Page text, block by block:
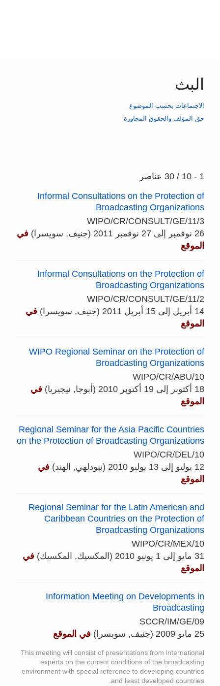
البث
الاجتماعات بحسب الموضوع
حق المؤلف والحقوق المجاورة
1 - 10 / 30 عناصر
Informal Consultations on the Protection of
Broadcasting Organizations
WIPO/CR/CONSULT/GE/11/3
26 نوفمبر إلى 27 نوفمبر 2011 (جنيف, سويسرا)
في
الموقع
Informal Consultations on the Protection of
Broadcasting Organizations
WIPO/CR/CONSULT/GE/11/2
14 أبريل إلى 15 أبريل 2011 (جنيف, سويسرا)
في
الموقع
WIPO Regional Seminar on the Protection of
Broadcasting Organizations
WIPO/CR/ABU/10
18 أكتوبر إلى 19 أكتوبر 2010 (أبوجا, نيجيريا)
في
الموقع
Regional Seminar for the Asia Pacific Countries
on the Protection of Broadcasting Organizations
WIPO/CR/DEL/10
12 يوليو إلى 13 يوليو 2010 (نيودلهي, الهند)
في
الموقع
Regional Seminar for the Latin American and
Caribbean Countries on the Protection of
Broadcasting Organizations
WIPO/CR/MEX/10
31 مايو إلى 1 يونيو 2010 (المكسيك, المكسيك)
في
الموقع
Information Meeting on Developments in
Broadcasting
SCCR/IM/GE/09
25 مايو 2009 (جنيف, سويسرا)
في الموقع
This meeting will consist of presentations from international
experts on the current conditions of the broadcasting
environment with special reference to developing countries
and least developed countries.